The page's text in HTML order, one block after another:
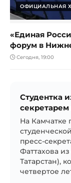
ОФИЦИАЛЬНАЯ
«Единая
форум в
Сегодня, 19:00
Студентка
На Камчатке
пресс-
Фаттахова
Татарстан),
четвертое